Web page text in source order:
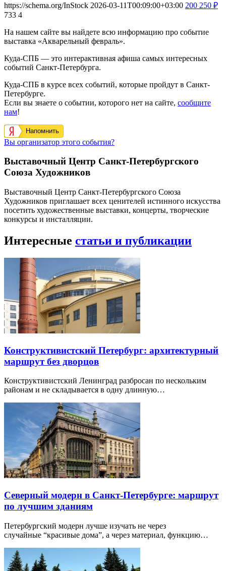
https://schema.org/InStock 2026-03-11T00:09:00+03:00 200 250 ₽
733 4
На нашем сайте вы найдете всю информацию про событие
выставка «Акварельный февраль».
Куда-СПБ — это интерактивная афиша самых интересных
событий Санкт-Петербурга.
Куда-СПБ в курсе всех событий, которые пройдут в Санкт-
Петербурге.
Если вы знаете о событии, которого нет на сайте, сообщите
нам!
Напомнить
Вы организатор этого события?
Выставочный Центр Санкт-Петербургского
Союза Художников
Выставочный Центр Санкт-Петербургского Союза
Художников приглашает всех ценителей истинного искусства
посетить художественные выставки, концерты, творческие
конкурсы и инсталляции.
Интересные статьи и публикации
Конструктивистский Петербург: архитектурный
маршрут без дворцов
Конструктивистский Ленинград разбросан по нескольким
районам и не складывается в одну длинную…
Северный модерн в Санкт-Петербурге: маршрут
по лучшим зданиям
Петербургский модерн лучше изучать не через
случайные “красивые дома”, а через материал, функцию…